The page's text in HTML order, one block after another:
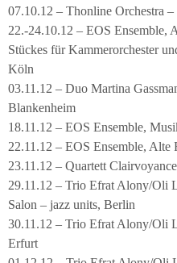
07.10.12 – Thonline Orchestra –
22.-24.10.12 – EOS Ensemble,
Stückes für Kammerorchester
Köln
03.11.12 – Duo Martina
Blankenheim
18.11.12 – EOS Ensemble,
22.11.12 – EOS Ensemble, Alte
23.11.12 – Quartett
29.11.12 – Trio Efrat Alony/Oli
Salon – jazz units, Berlin
30.11.12 – Trio Efrat Alony/Oli
Erfurt